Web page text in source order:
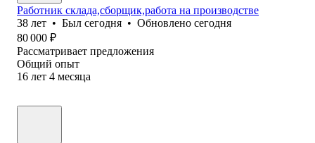
Работник склада,сборщик,работа на производстве
38 лет • Был сегодня • Обновлено сегодня
80 000 ₽
Рассматривает предложения
Общий опыт
16 лет 4 месяца